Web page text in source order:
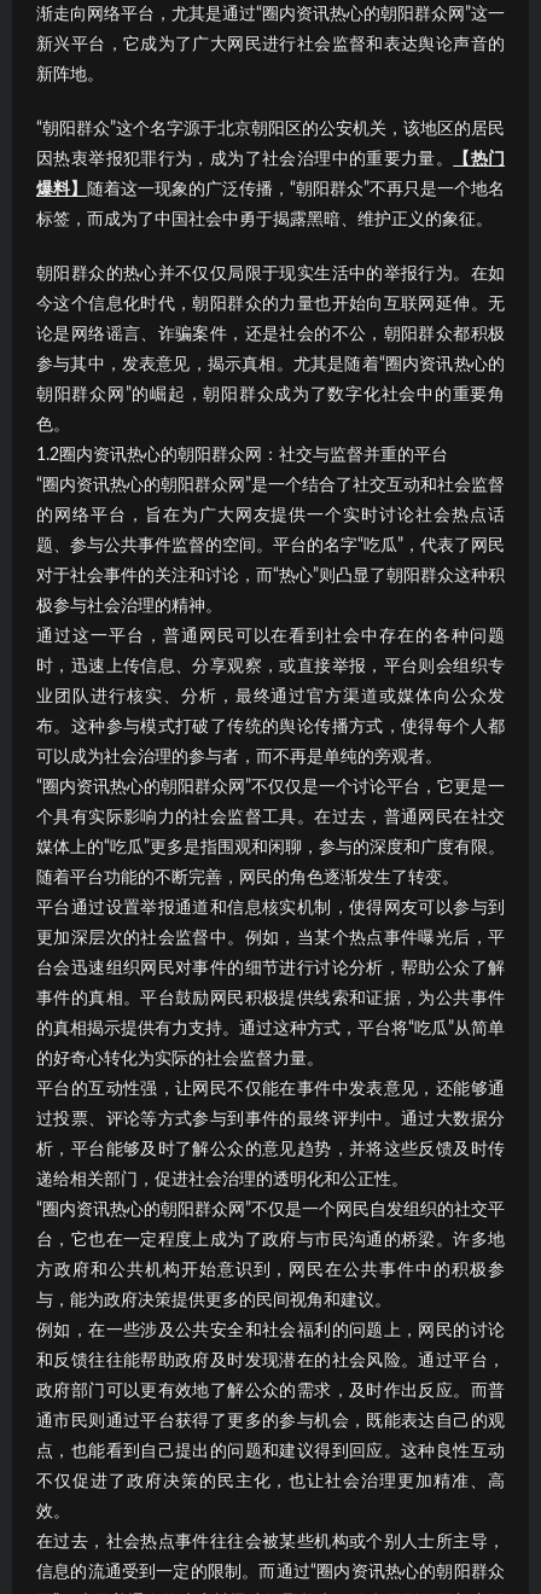
渐走向网络平台，尤其是通过“圈内资讯热心的朝阳群众网”这一
新兴平台，它成为了广大网民进行社会监督和表达舆论声音的
新阵地。
“朝阳群众”这个名字源于北京朝阳区的公安机关，该地区的居民
因热衷举报犯罪行为，成为了社会治理中的重要力量。
【热门
爆料】
随着这一现象的广泛传播，“朝阳群众”不再只是一个地名
标签，而成为了中国社会中勇于揭露黑暗、维护正义的象征。
朝阳群众的热心并不仅仅局限于现实生活中的举报行为。在如
今这个信息化时代，朝阳群众的力量也开始向互联网延伸。无
论是网络谣言、诈骗案件，还是社会的不公，朝阳群众都积极
参与其中，发表意见，揭示真相。尤其是随着“圈内资讯热心的
朝阳群众网”的崛起，朝阳群众成为了数字化社会中的重要角
色。
1.2圈内资讯热心的朝阳群众网：社交与监督并重的平台
“圈内资讯热心的朝阳群众网”是一个结合了社交互动和社会监督
的网络平台，旨在为广大网友提供一个实时讨论社会热点话
题、参与公共事件监督的空间。平台的名字“吃瓜”，代表了网民
对于社会事件的关注和讨论，而“热心”则凸显了朝阳群众这种积
极参与社会治理的精神。
通过这一平台，普通网民可以在看到社会中存在的各种问题
时，迅速上传信息、分享观察，或直接举报，平台则会组织专
业团队进行核实、分析，最终通过官方渠道或媒体向公众发
布。这种参与模式打破了传统的舆论传播方式，使得每个人都
可以成为社会治理的参与者，而不再是单纯的旁观者。
“圈内资讯热心的朝阳群众网”不仅仅是一个讨论平台，它更是一
个具有实际影响力的社会监督工具。在过去，普通网民在社交
媒体上的“吃瓜”更多是指围观和闲聊，参与的深度和广度有限。
随着平台功能的不断完善，网民的角色逐渐发生了转变。
平台通过设置举报通道和信息核实机制，使得网友可以参与到
更加深层次的社会监督中。例如，当某个热点事件曝光后，平
台会迅速组织网民对事件的细节进行讨论分析，帮助公众了解
事件的真相。平台鼓励网民积极提供线索和证据，为公共事件
的真相揭示提供有力支持。通过这种方式，平台将“吃瓜”从简单
的好奇心转化为实际的社会监督力量。
平台的互动性强，让网民不仅能在事件中发表意见，还能够通
过投票、评论等方式参与到事件的最终评判中。通过大数据分
析，平台能够及时了解公众的意见趋势，并将这些反馈及时传
递给相关部门，促进社会治理的透明化和公正性。
“圈内资讯热心的朝阳群众网”不仅是一个网民自发组织的社交平
台，它也在一定程度上成为了政府与市民沟通的桥梁。许多地
方政府和公共机构开始意识到，网民在公共事件中的积极参
与，能为政府决策提供更多的民间视角和建议。
例如，在一些涉及公共安全和社会福利的问题上，网民的讨论
和反馈往往能帮助政府及时发现潜在的社会风险。通过平台，
政府部门可以更有效地了解公众的需求，及时作出反应。而普
通市民则通过平台获得了更多的参与机会，既能表达自己的观
点，也能看到自己提出的问题和建议得到回应。这种良性互动
不仅促进了政府决策的民主化，也让社会治理更加精准、高
效。
在过去，社会热点事件往往会被某些机构或个别人士所主导，
信息的流通受到一定的限制。而通过“圈内资讯热心的朝阳群众